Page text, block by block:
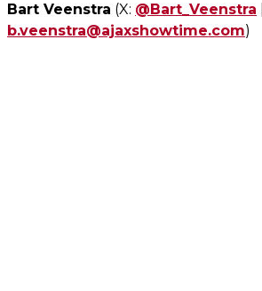
Bart Veenstra (X: @Bart_Veenstra
b.veenstra@ajaxshowtime.com)